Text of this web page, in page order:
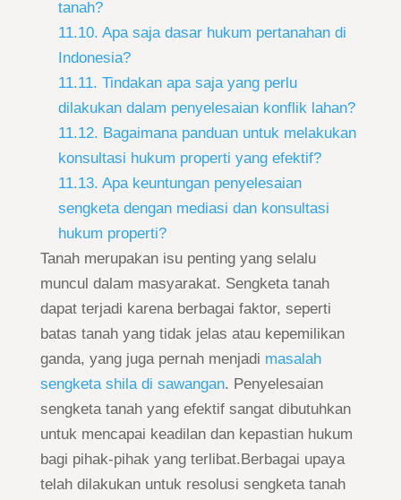
tanah?
11.10. Apa saja dasar hukum pertanahan di
Indonesia?
11.11. Tindakan apa saja yang perlu
dilakukan dalam penyelesaian konflik lahan?
11.12. Bagaimana panduan untuk melakukan
konsultasi hukum properti yang efektif?
11.13. Apa keuntungan penyelesaian
sengketa dengan mediasi dan konsultasi
hukum properti?
Tanah merupakan isu penting yang selalu
muncul dalam masyarakat. Sengketa tanah
dapat terjadi karena berbagai faktor, seperti
batas tanah yang tidak jelas atau kepemilikan
ganda, yang juga pernah menjadi masalah
sengketa shila di sawangan. Penyelesaian
sengketa tanah yang efektif sangat dibutuhkan
untuk mencapai keadilan dan kepastian hukum
bagi pihak-pihak yang terlibat.Berbagai upaya
telah dilakukan untuk resolusi sengketa tanah